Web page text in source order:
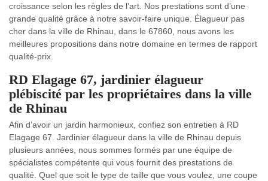
croissance selon les règles de l’art. Nos prestations sont d’une
grande qualité grâce à notre savoir-faire unique. Élagueur pas
cher dans la ville de Rhinau, dans le 67860, nous avons les
meilleures propositions dans notre domaine en termes de rapport
qualité-prix.
RD Elagage 67, jardinier élagueur
plébiscité par les propriétaires dans la ville
de Rhinau
Afin d’avoir un jardin harmonieux, confiez son entretien à RD
Elagage 67. Jardinier élagueur dans la ville de Rhinau depuis
plusieurs années, nous sommes formés par une équipe de
spécialistes compétente qui vous fournit des prestations de
qualité. Quel que soit le type de taille que vous voulez, une coupe